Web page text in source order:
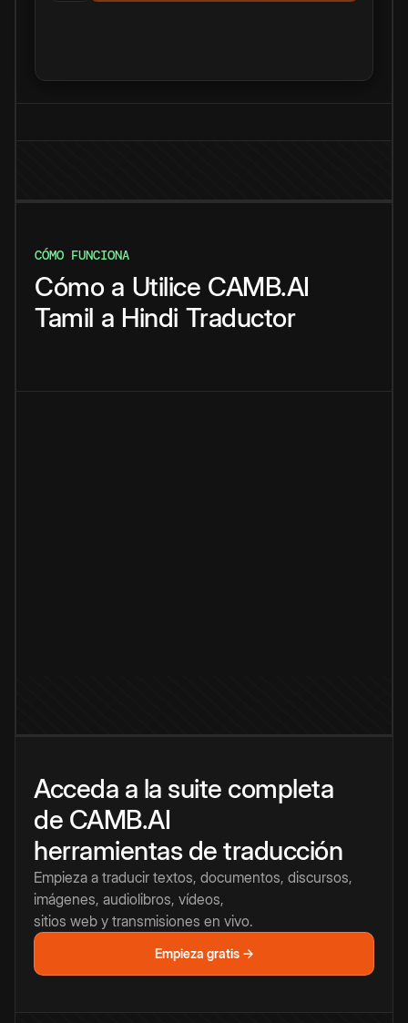
CÓMO FUNCIONA
Cómo a Utilice CAMB.AI
Tamil a Hindi Traductor
Acceda a la suite completa
de CAMB.AI
herramientas de traducción
Empieza a traducir textos, documentos, discursos,
imágenes, audiolibros, vídeos,
sitios web y transmisiones en vivo.
Empieza gratis →